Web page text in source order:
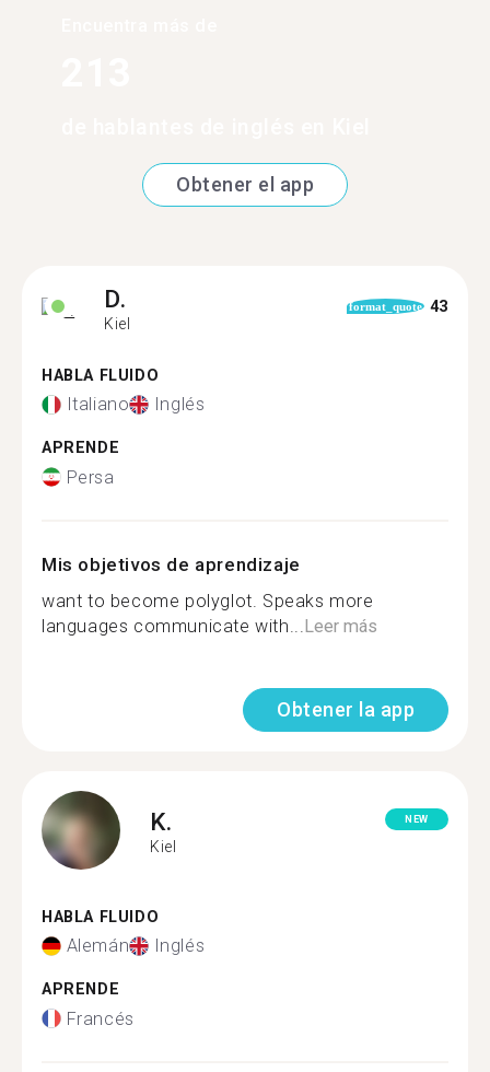
Obtener el app
D.
Kiel
format_quote 43
HABLA FLUIDO
Italiano Inglés
APRENDE
Persa
Mis objetivos de aprendizaje
want to become polyglot. Speaks more
languages communicate with... Leer más
Obtener la app
K.
Kiel
NEW
HABLA FLUIDO
Alemán Inglés
APRENDE
Francés